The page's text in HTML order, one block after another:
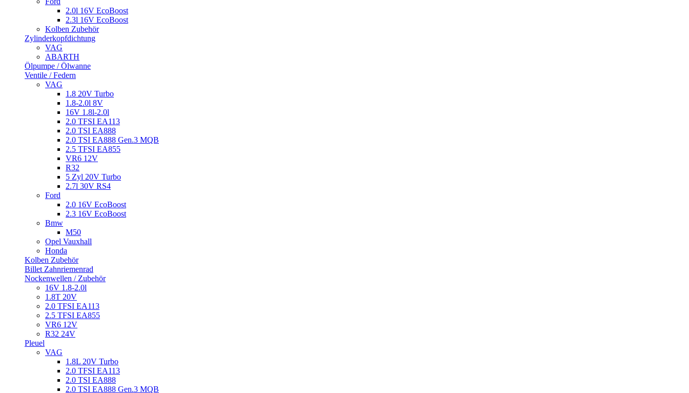
2.0l 16V EcoBoost
2.3l 16V EcoBoost
Kolben Zubehör
Zylinderkopfdichtung
VAG
ABARTH
Ölpumpe / Ölwanne
Ventile / Federn
VAG
1.8 20V Turbo
1.8-2.0l 8V
16V 1.8l-2.0l
2.0 TFSI EA113
2.0 TSI EA888
2.0 TSI EA888 Gen.3 MQB
2.5 TFSI EA855
VR6 12V
R32
5 Zyl 20V Turbo
2.7l 30V RS4
Ford
2.0 16V EcoBoost
2.3 16V EcoBoost
Bmw
M50
Opel Vauxhall
Honda
Kolben Zubehör
Billet Zahnriemenrad
Nockenwellen / Zubehör
16V 1.8-2.0l
1.8T 20V
2.0 TFSI EA113
2.5 TFSI EA855
VR6 12V
R32 24V
Pleuel
VAG
1.8L 20V Turbo
2.0 TFSI EA113
2.0 TSI EA888
2.0 TSI EA888 Gen.3 MQB